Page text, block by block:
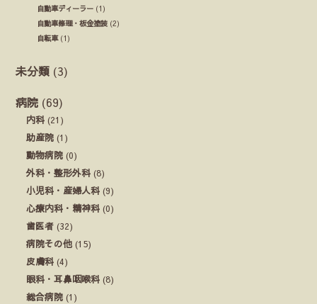
自動車ディーラー (1)
自動車修理・板金塗装 (2)
自転車(1)
未分類 (3)
病院 (69)
内科 (21)
助産院 (1)
動物病院 (0)
外科・整形外科 (8)
小児科・産婦人科 (9)
心療内科・精神科 (0)
歯医者 (32)
病院その他 (15)
皮膚科 (4)
眼科・耳鼻咽喉科 (8)
総合病院 (1)